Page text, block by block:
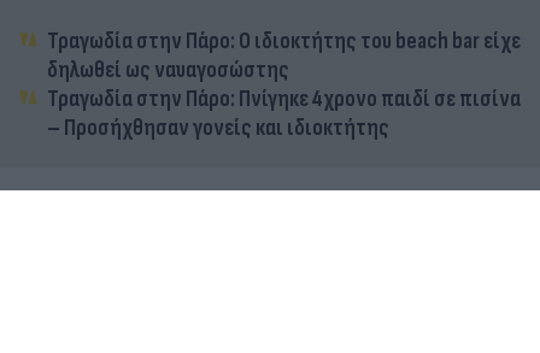
Τραγωδία στην Πάρο: Ο ιδιοκτήτης του beach bar είχε
δηλωθεί ως ναυαγοσώστης
Τραγωδία στην Πάρο: Πνίγηκε 4χρονο παιδί σε πισίνα
– Προσήχθησαν γονείς και ιδιοκτήτης